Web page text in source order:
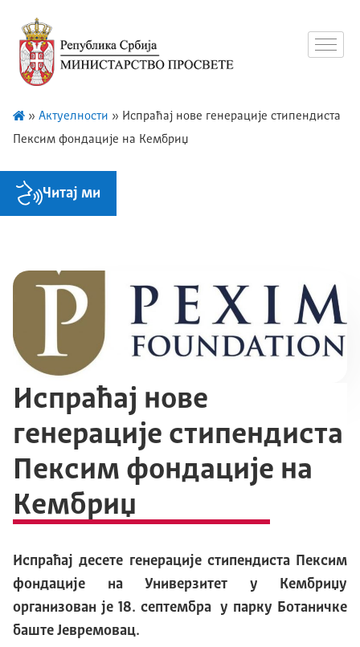
» Актуелности » Испраћај нове генерације стипендиста
Пексим фондације на Кембриџ
Читај ми
Испраћај нове
генерације стипендиста
Пексим фондације на
Кембриџ
Испраћај десете генерације стипендиста Пексим
фондације на Универзитет у Kембриџу
организован je 18. септембра у парку Ботаничке
баште Јевремовац.